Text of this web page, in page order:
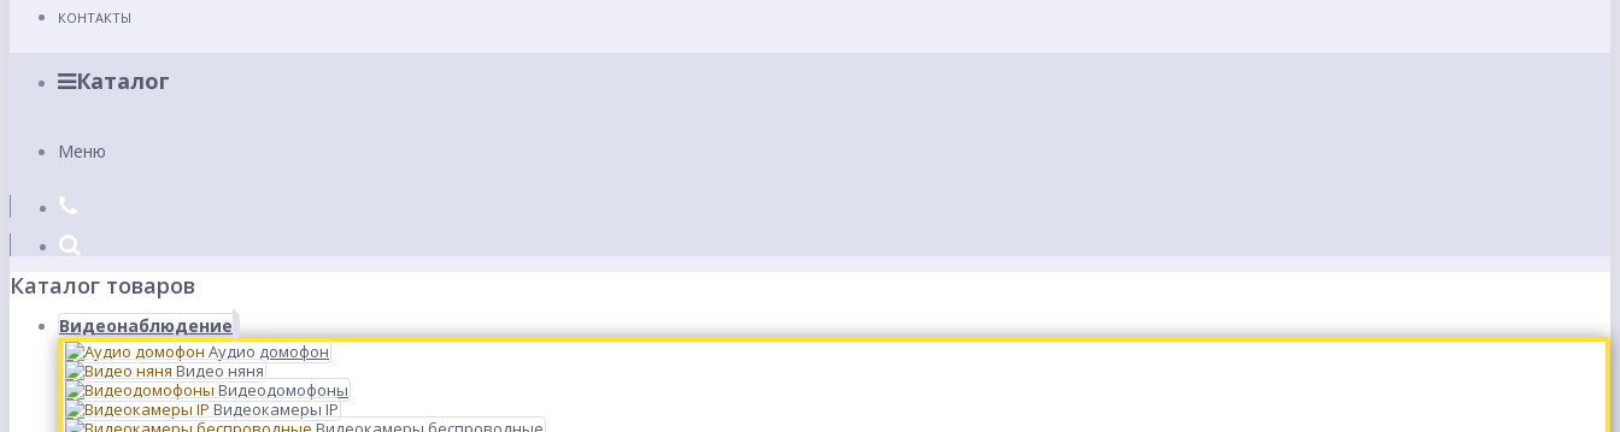
КОНТАКТЫ
Каталог
Меню
Каталог товаров
Видеонаблюдение
Аудио домофон
Видео няня
Видеодомофоны
Видеокамеры IP